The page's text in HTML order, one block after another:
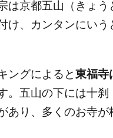
は京都五山（きょう
け、カンタンにいう
ングによると 東福寺
。五山の下には十刹
あり、多くのお寺が